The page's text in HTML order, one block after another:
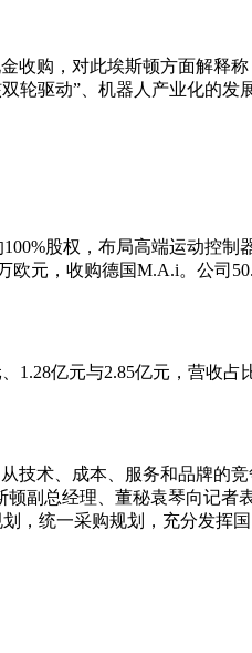
收购，对此埃斯顿方面解释称
轮驱动”、机器人产业化的发
股权，布局高端运动控制
欧元，收购德国M.A.i。公司
亿元与2.85亿元，营收占
技术、成本、服务和品牌的
副总经理、董秘袁琴向记者
，统一采购规划，充分发挥国